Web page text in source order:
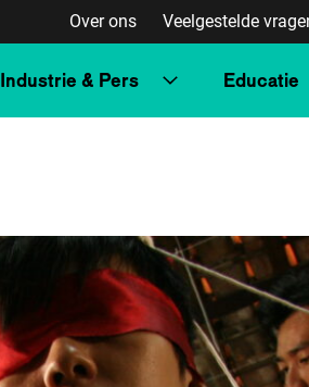
Over ons Veelgestelde
Industrie & Pers Educatie